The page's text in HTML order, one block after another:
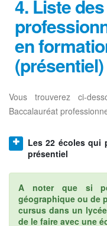
4. Liste
en
(présentiel)
Vous trouverez ci-
Baccalauréat
Les 22 écoles qui
présentiel
A noter que si
géographique ou de
cursus dans un
de le faire avec une